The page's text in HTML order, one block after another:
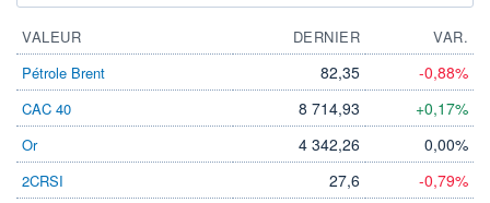
VALEUR DERNIER
VAR.
Pétrole Brent
82,35 -0,88%
CAC 40 8 714,93 +0,17%
Or 4 342,26 0,00%
2CRSI 27,6 -0,79%